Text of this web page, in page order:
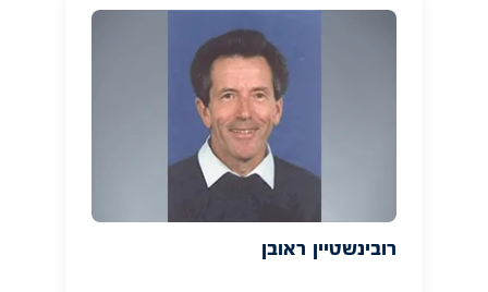
רובינשטיין ראובן